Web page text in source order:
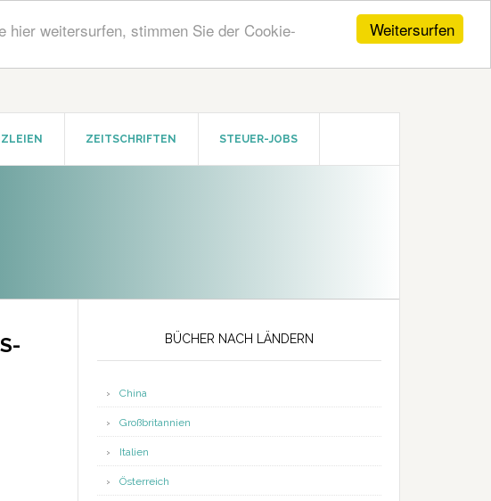
Weitersurfen
hier weitersurfen, stimmen Sie der Cookie-
ZEITSCHRIFTEN STEUER-JOBS
BÜCHER NACH LÄNDERN
China
Großbritannien
Italien
Österreich